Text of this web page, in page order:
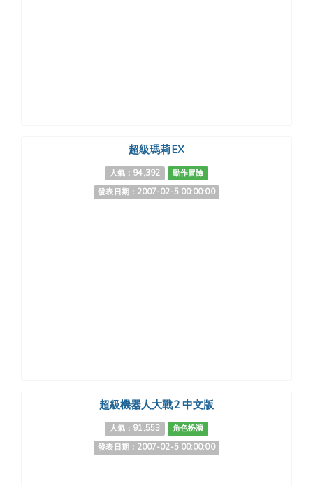
超級瑪莉EX
人氣：94,392
動作冒險
發表日期：2007-02-5 00:00:00
超級機器人大戰2 中文版
人氣：91,553
角色扮演
發表日期：2007-02-5 00:00:00